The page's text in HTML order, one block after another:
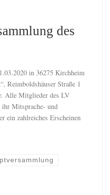
des
in 36275 Kirchheim
Reimboldshäuser Straße 1
Alle Mitglieder des LV
Mitsprache- und
ein zahlreiches Erscheinen